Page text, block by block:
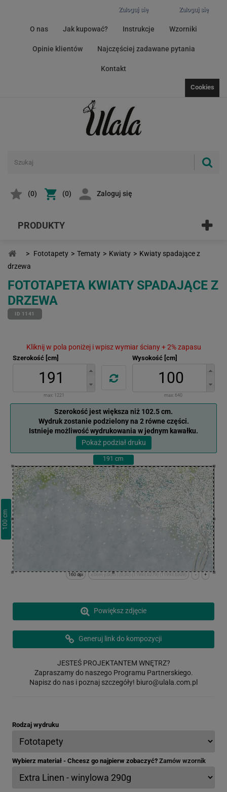
Zaloguj się
Zaloguj się
O nas Jak kupować? Instrukcje Wzorniki
Opinie klientów Najczęściej zadawane pytania
Kontakt
Cookies
(0) (0) Zaloguj się
PRODUKTY
> Fototapety > Tematy > Kwiaty > Kwiaty spadające z
drzewa
FOTOTAPETA KWIATY SPADAJĄCE Z
DRZEWA
ID 1141
Kliknij w pola poniżej i wpisz wymiar ściany + 2% zapasu
Szerokość [cm]
max: 1221
Wysokość [cm]
max: 640
Szerokość jest większa niż 102.5 cm.
Wydruk zostanie podzielony na 2 równe części.
Istnieje możliwość wydrukowania w jednym kawałku.
Pokaż podział druku
191 cm
100
cm
+
-
x:0cm y:0cm | (0,30) (11993,6279) (11993,6309)
160 dpi
Powiększ zdjęcie
Generuj link do kompozycji
JESTEŚ PROJEKTANTEM WNĘTRZ?
Zapraszamy do naszego Programu Partnerskiego.
Napisz do nas i poznaj szczegóły! biuro@ulala.com.pl
Rodzaj wydruku
Wybierz materiał - Chcesz go najpierw zobaczyć? Zamów wzornik